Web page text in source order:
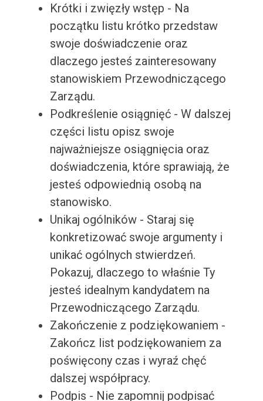
Krótki i zwięzły wstęp - Na
początku listu krótko przedstaw
swoje doświadczenie oraz
dlaczego jesteś zainteresowany
stanowiskiem Przewodniczącego
Zarządu.
Podkreślenie osiągnięć - W dalszej
części listu opisz swoje
najważniejsze osiągnięcia oraz
doświadczenia, które sprawiają, że
jesteś odpowiednią osobą na
stanowisko.
Unikaj ogólników - Staraj się
konkretizować swoje argumenty i
unikać ogólnych stwierdzeń.
Pokazuj, dlaczego to właśnie Ty
jesteś idealnym kandydatem na
Przewodniczącego Zarządu.
Zakończenie z podziękowaniem -
Zakończ list podziękowaniem za
poświęcony czas i wyraź chęć
dalszej współpracy.
Podpis - Nie zapomnij podpisać